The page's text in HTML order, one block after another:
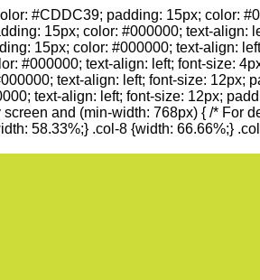
#CDDC39; padding: 15px; color:
15px; color: #000000; text-
15px; color: #000000; text-align:
#000000; text-align: left; font-size:
text-align: left; font-size: 12px;
text-align: left; font-size: 12px;
and (min-width: 768px) { /* For
58.33%;} .col-8 {width: 66.66%;}